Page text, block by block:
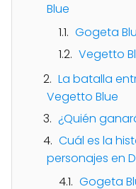
Blue
Gogeta
Vegetto
La batalla
Vegetto Blue
¿Quién
Cuál es la
personajes en
Gogeta